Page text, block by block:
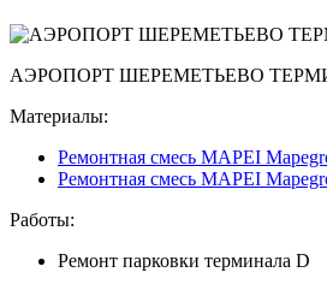
АЭРОПОРТ ШЕРЕМЕТЬЕВО
Материалы:
Ремонтная смесь MAPEI
Ремонтная смесь MAPEI
Работы:
Ремонт парковки терминала D